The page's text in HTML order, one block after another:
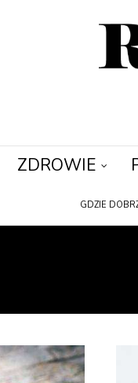
ZDROWIE
GDZIE